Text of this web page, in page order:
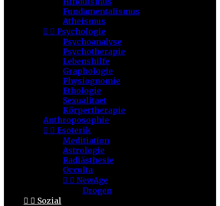
Fundamentalismus
Atheismus
  Psychologie
Psychoanalyse
Psychotherapie
Lebenshilfe
Graphologie
Physiognomie
Ethologie
Sexualitaet
Körpertherapie
Anthroposophie
  Esoterik
Meditiation
Astrologie
Radiästhesie
Occulta
  NewAge
Drogen
  Sozial